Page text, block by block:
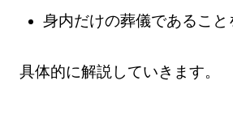
身内だけの葬儀であること
具体的に解説していきます。